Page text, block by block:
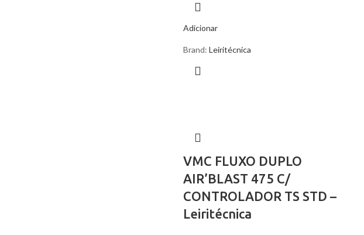
Adicionar
Brand: Leiritécnica
VMC FLUXO DUPLO
AIR’BLAST 475 C/
CONTROLADOR TS STD –
Leiritécnica